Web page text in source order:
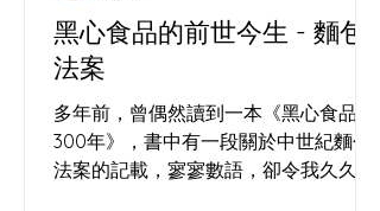
黑心食品的前世今生 - 麵包
法案
多年前，曾偶然讀到一本《黑心食品
300年》，書中有一段關於中世紀麵包
法案的記載，寥寥數語，卻令我久久難